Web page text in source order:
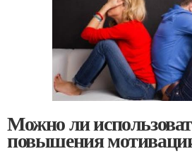
Можно ли
повышения